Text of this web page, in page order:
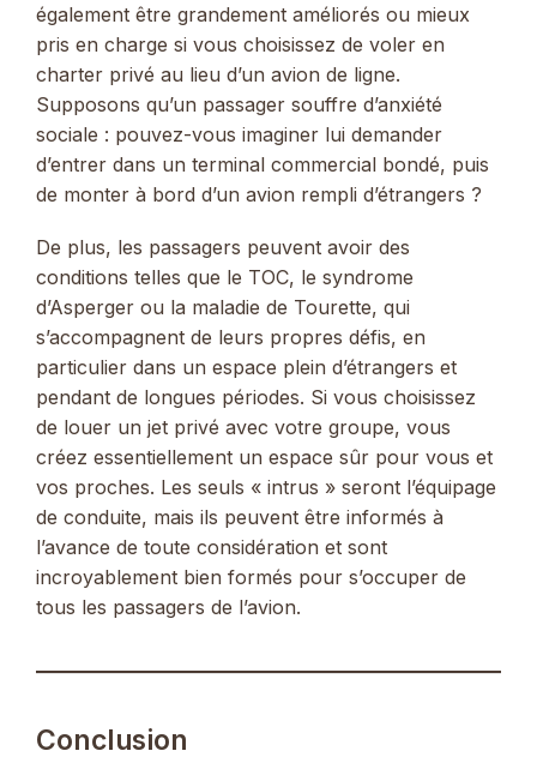
également être grandement améliorés ou mieux
pris en charge si vous choisissez de voler en
charter privé au lieu d’un avion de ligne.
Supposons qu’un passager souffre d’anxiété
sociale : pouvez-vous imaginer lui demander
d’entrer dans un terminal commercial bondé, puis
de monter à bord d’un avion rempli d’étrangers ?
De plus, les passagers peuvent avoir des
conditions telles que le TOC, le syndrome
d’Asperger ou la maladie de Tourette, qui
s’accompagnent de leurs propres défis, en
particulier dans un espace plein d’étrangers et
pendant de longues périodes. Si vous choisissez
de louer un jet privé avec votre groupe, vous
créez essentiellement un espace sûr pour vous et
vos proches. Les seuls « intrus » seront l’équipage
de conduite, mais ils peuvent être informés à
l’avance de toute considération et sont
incroyablement bien formés pour s’occuper de
tous les passagers de l’avion.
Conclusion